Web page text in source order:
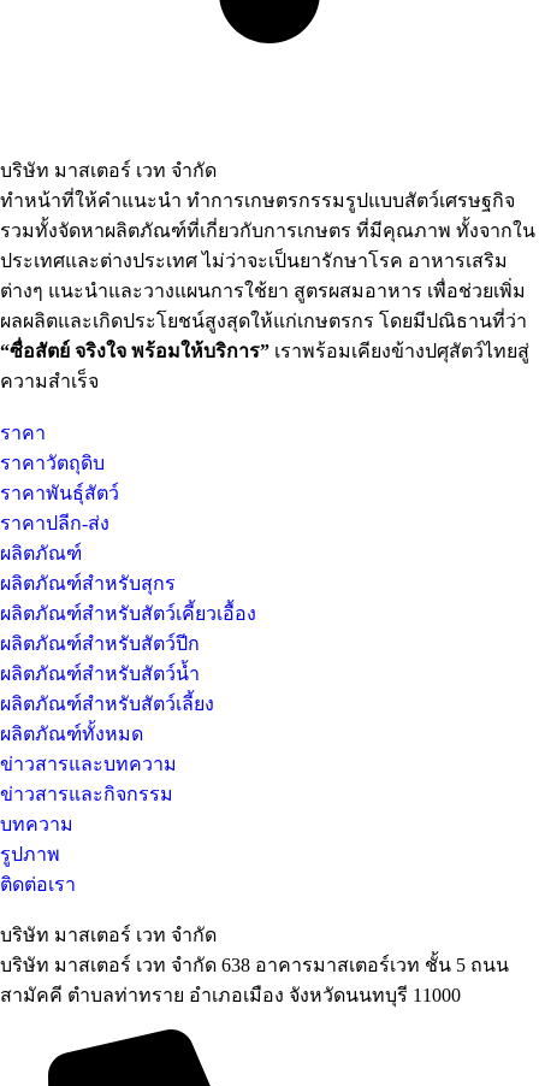
บริษัท มาสเตอร์ เวท จำกัด
ทำหน้าที่ให้คำแนะนำ ทำการเกษตรกรรมรูปแบบสัตว์เศรษฐกิจ
รวมทั้งจัดหาผลิตภัณฑ์ที่เกี่ยวกับการเกษตร ที่มีคุณภาพ ทั้งจากใน
ประเทศและต่างประเทศ ไม่ว่าจะเป็นยารักษาโรค อาหารเสริม
ต่างๆ แนะนำและวางแผนการใช้ยา สูตรผสมอาหาร เพื่อช่วยเพิ่ม
ผลผลิตและเกิดประโยชน์สูงสุดให้แก่เกษตรกร โดยมีปณิธานที่ว่า
“ซื่อสัตย์ จริงใจ พร้อมให้บริการ” เราพร้อมเคียงข้างปศุสัตว์ไทยสู่
ความสำเร็จ
ราคา
ราคาวัตถุดิบ
ราคาพันธุ์สัตว์
ราคาปลีก-ส่ง
ผลิตภัณฑ์
ผลิตภัณฑ์สำหรับสุกร
ผลิตภัณฑ์สำหรับสัตว์เคี้ยวเอื้อง
ผลิตภัณฑ์สำหรับสัตว์ปีก
ผลิตภัณฑ์สำหรับสัตว์น้ำ
ผลิตภัณฑ์สำหรับสัตว์เลี้ยง
ผลิตภัณฑ์ทั้งหมด
ข่าวสารและบทความ
ข่าวสารและกิจกรรม
บทความ
รูปภาพ
ติดต่อเรา
บริษัท มาสเตอร์ เวท จำกัด
บริษัท มาสเตอร์ เวท จำกัด 638 อาคารมาสเตอร์เวท ชั้น 5 ถนน
สามัคคี ตำบลท่าทราย อำเภอเมือง จังหวัดนนทบุรี 11000